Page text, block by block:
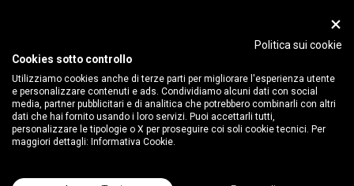
Politica sui cookie
Cookies sotto controllo
Utilizziamo cookies anche di terze parti per migliorare l'esperienza utente
e personalizzare contenuti e ads. Condividiamo alcuni dati con social
media, partner pubblicitari e di analitica che potrebbero combinarli con altri
dati che hai fornito usando i loro servizi. Puoi accettarli tutti,
personalizzare le tipologie o X per proseguire coi soli cookie tecnici. Per
maggiori dettagli: Informativa Cookie.